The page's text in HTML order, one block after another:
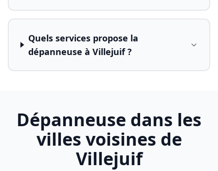
Quels services propose la
dépanneuse à Villejuif ?
Dépanneuse dans les
villes voisines de
Villejuif